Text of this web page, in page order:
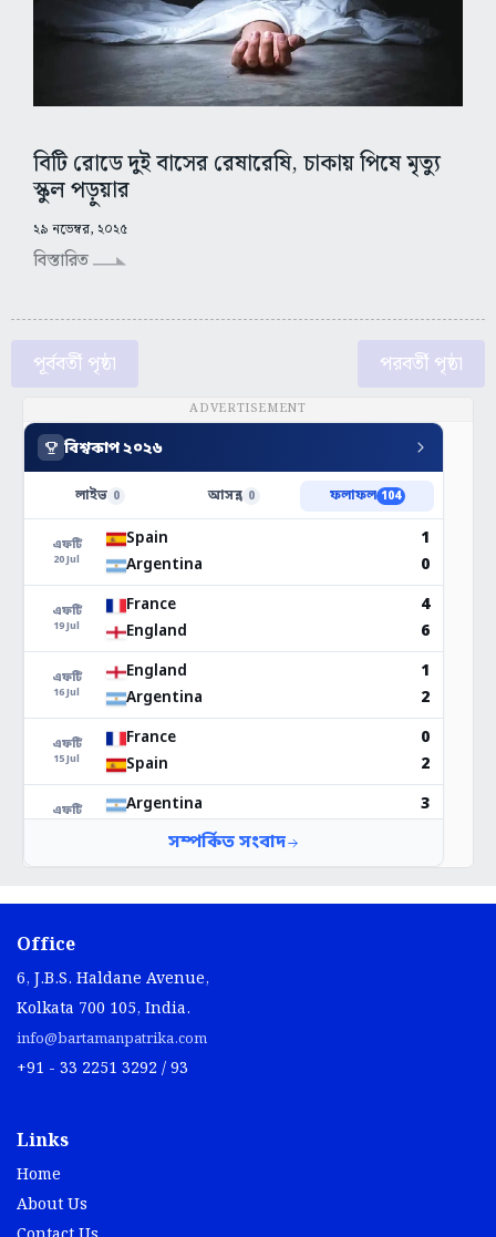
বিটি রোডে দুই বাসের রেষারেষি, চাকায় পিষে মৃত্যু
স্কুল পড়ুয়ার
২৯ নভেম্বর, ২০২৫
বিস্তারিত
পূর্ববর্তী পৃষ্ঠা পরবর্তী পৃষ্ঠা
ADVERTISEMENT
Office
6, J.B.S. Haldane Avenue,
Kolkata 700 105, India.
info@bartamanpatrika.com
+91 - 33 2251 3292 / 93
Links
Home
About Us